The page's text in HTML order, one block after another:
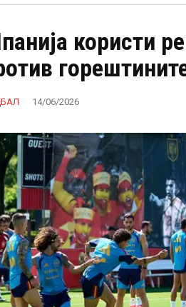
користи
14/06/2026